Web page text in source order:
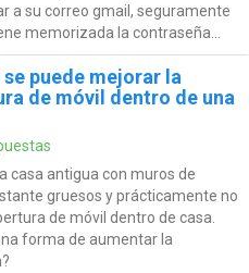
a su correo gmail, seguramente
memorizada la contraseña...
se puede mejorar la
de móvil dentro de una
casa antigua con muros de
gruesos y prácticamente no
de móvil dentro de casa.
forma de aumentar la